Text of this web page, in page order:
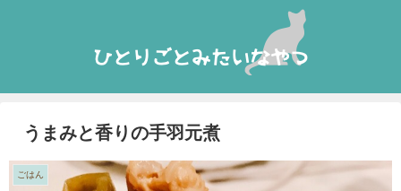
うまみと香りの手羽元煮
ごはん